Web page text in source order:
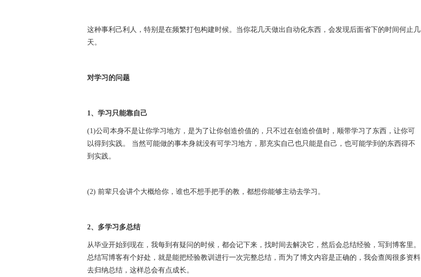
这种事利己利人，特别是在频繁打包构建时候。当你花几天做出自动化东西，会发现后面省下的时间何止几
天。
对学习的问题
1、学习只能靠自己
(1)公司本身不是让你学习地方，是为了让你创造价值的，只不过在创造价值时，顺带学习了东西，让你可
以得到实践。 当然可能做的事本身就没有可学习地方，那充实自己也只能是自己，也可能学到的东西得不
到实践。
(2) 前辈只会讲个大概给你，谁也不想手把手的教，都想你能够主动去学习。
2、多学习多总结
从毕业开始到现在，我每到有疑问的时候，都会记下来，找时间去解决它，然后会总结经验，写到博客里。
总结写博客有个好处，就是能把经验教训进行一次完整总结，而为了博文内容是正确的，我会查阅很多资料
去归纳总结，这样总会有点成长。